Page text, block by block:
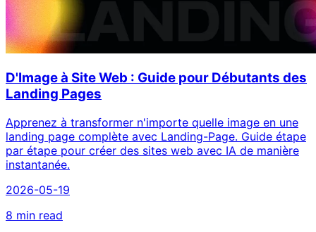
D'Image à Site Web : Guide pour Débutants des
Landing Pages
Apprenez à transformer n'importe quelle image en une
landing page complète avec Landing-Page. Guide étape
par étape pour créer des sites web avec IA de manière
instantanée.
2026-05-19
8 min read